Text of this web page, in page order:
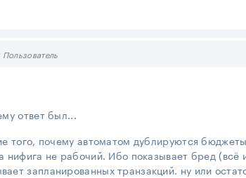
Пользователь
ответ был...
того, почему автоматом дублируются
нифига не рабочий. Ибо показывает бред (всё
запланированных транзакций. ну или